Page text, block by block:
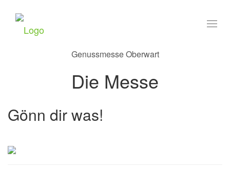
Genussmesse Oberwart
Die Messe
Gönn dir was!